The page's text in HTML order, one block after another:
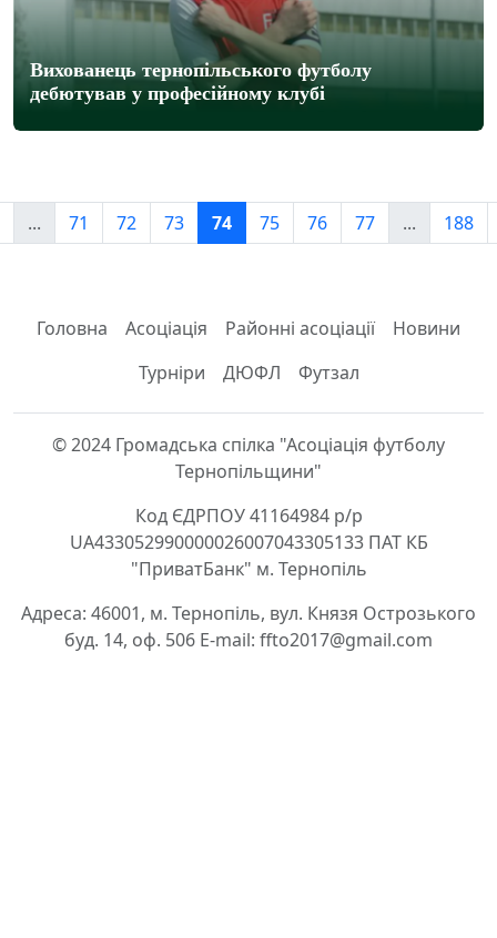
Вихованець тернопільського футболу
дебютував у професійному клубі
... 71 72 73 74 75 76 77 ... 188
Головна Асоціація Районні асоціації
Новини
Турніри
ДЮФЛ Футзал
© 2024 Громадська спілка "Асоціація футболу
Тернопільщини"
Код ЄДРПОУ 41164984 р/р
UA433052990000026007043305133 ПАТ КБ
"ПриватБанк" м. Тернопіль
Адреса: 46001, м. Тернопіль, вул. Князя Острозького
буд. 14, оф. 506 E-mail: ffto2017@gmail.com